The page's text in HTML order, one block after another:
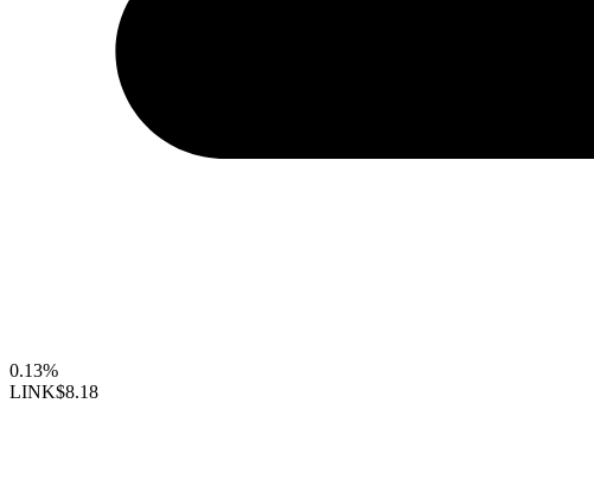
0.13%
LINK$8.18